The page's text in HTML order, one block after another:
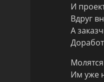
И
Вдруг
А
Им уже